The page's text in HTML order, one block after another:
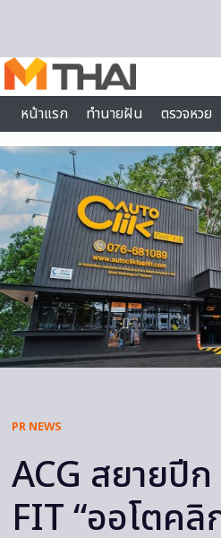
หน้าแรก
ทำนายฝัน ตรวจหวย
ไลฟ์สไตล์
PR NEWS
ACG สยายปีก
FIT “ออโตคลิ